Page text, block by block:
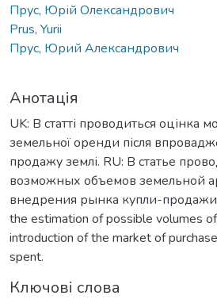
Прус, Юрій Олександрович
Prus, Yurii
Прус, Юрий Александрович
Анотація
UK: В статті проводиться оцінка
земельної оренди після
продажу землі. RU: В статье
возможных объемов земельной
внедрения рынка купли-продажи
the estimation of possible volumes
introduction of the market of
spent.
Ключові слова